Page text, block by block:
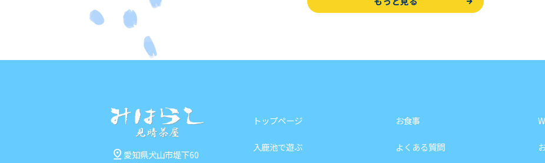
pin_drop 愛知県犬山市堤下60
トップページ
入鹿池で遊ぶ
お食事
よくある質問